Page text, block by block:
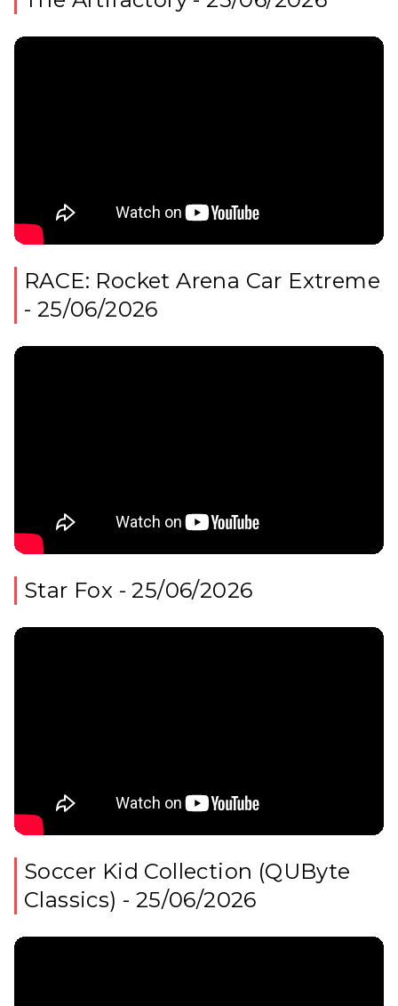
RACE: Rocket Arena Car Extreme
- 25/06/2026
Star Fox - 25/06/2026
Soccer Kid Collection (QUByte
Classics) - 25/06/2026